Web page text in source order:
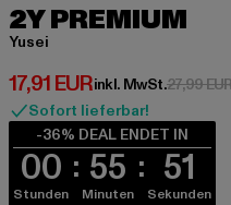
2Y PREMIUM
Yusei
17,91 EUR
Derzeitiger Preis: 17,91
inkl. MwSt.27,99
Sofort lieferbar!
-36% DEAL ENDET IN
00
Stunden
55
Minuten
51
Sekunden